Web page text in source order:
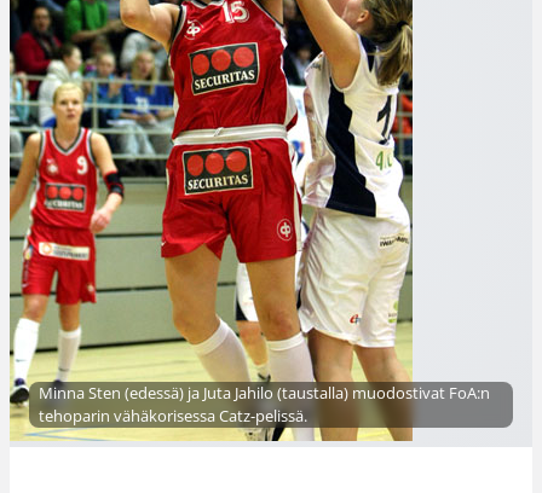
Minna Sten (edessä) ja Juta Jahilo (taustalla) muodostivat FoA:n
tehoparin vähäkorisessa Catz-pelissä.